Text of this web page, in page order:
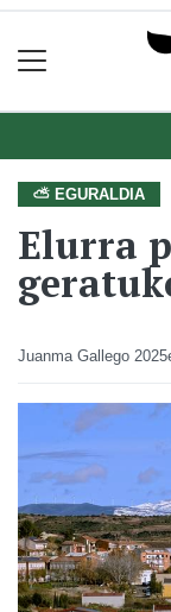
⛅ EGURALDIA
Elurra
Juanma Gallego